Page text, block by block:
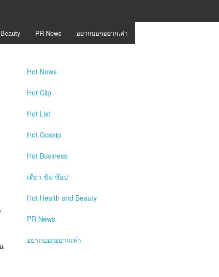
PR News อยากบอกอยากเล่า
Hot News
Hot Clip
Hot List
Hot Gossip
Hot Business
เที่ยว ชิม ช๊อป
Hot Health and Beauty
PR News
อยากบอกอยากเล่า